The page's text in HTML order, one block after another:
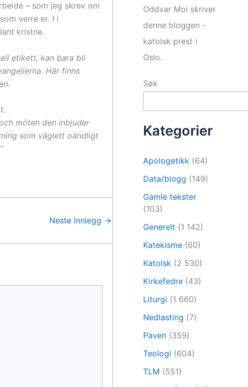
– som jeg skrev om
verre er. I i
kristne.
etikett, kan bara bli
Här finns
möten den inbjuder
som väglett oändligt
Neste Innlegg →
Oddvar Moi skriver
denne bloggen -
katolsk prest i
Oslo.
Søk
Kategorier
Apologetikk (64)
Data/blogg (149)
Gamle tekster
(103)
Generelt (1 142)
Katekisme (60)
Katolsk (2 530)
Kirkefedre (43)
Liturgi (1 660)
Nedlasting (7)
Paven (359)
Teologi (604)
TLM (551)